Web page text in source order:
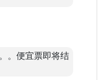
。便宜票即将结